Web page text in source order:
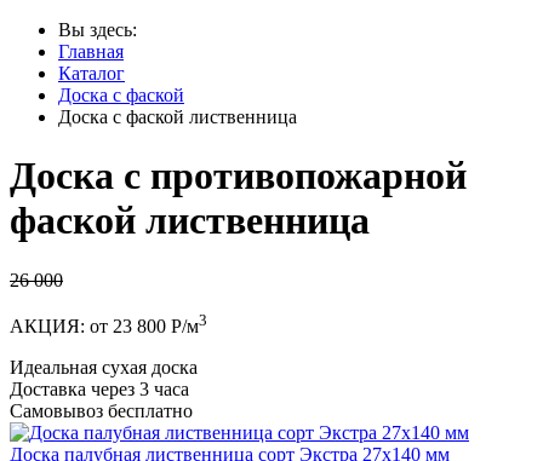
Вы здесь:
Главная
Каталог
Доска с фаской
Доска с фаской лиственница
Доска с противопожарной
фаской лиственница
26 000
АКЦИЯ: от 23 800 Р/м3
Идеальная сухая доска
Доставка через 3 часа
Самовывоз бесплатно
Доска палубная лиственница сорт Экстра 27х140 мм